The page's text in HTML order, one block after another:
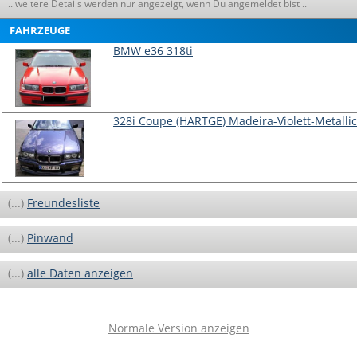
.. weitere Details werden nur angezeigt, wenn Du angemeldet bist ..
FAHRZEUGE
BMW e36 318ti
328i Coupe (HARTGE) Madeira-Violett-Metallic
(...) Freundesliste
(...) Pinwand
(...) alle Daten anzeigen
Normale Version anzeigen